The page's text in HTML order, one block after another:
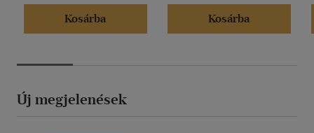
Kosárba
Kosárba
Új megjelenések